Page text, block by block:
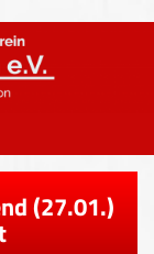
(27.01.)